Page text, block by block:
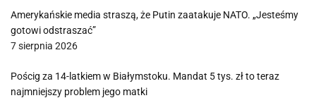
Amerykańskie media straszą, że Putin zaatakuje NATO. „Jesteśmy
gotowi odstraszać”
7 sierpnia 2026
Pościg za 14-latkiem w Białymstoku. Mandat 5 tys. zł to teraz
najmniejszy problem jego matki